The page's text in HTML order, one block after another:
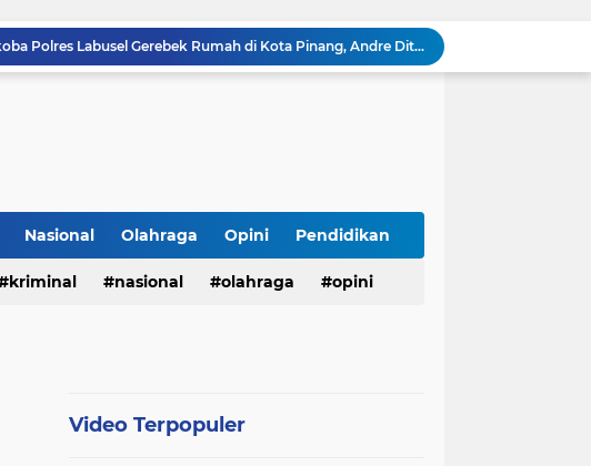
Satresnarkoba Polres Labusel Gerebek Rumah di Kota Pinang, Andre Ditangkap dengan Sabu 1,45 Gram
Nasional Olahraga Opini Pendidikan
kriminal nasional olahraga opini
Video Terpopuler